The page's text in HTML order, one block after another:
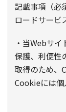
記載事項（必
ロードサービ
・当Webサ
保護、利便性
取得のため、
Cookieには個